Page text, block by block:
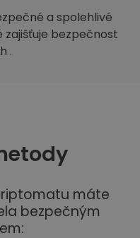
a spolehlivé
bezpečnost
.
máte
bezpečným